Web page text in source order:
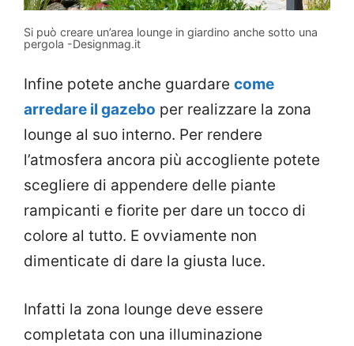
Si può creare un’area lounge in giardino anche sotto una
pergola -Designmag.it
Infine potete anche guardare come
arredare il gazebo per realizzare la zona
lounge al suo interno. Per rendere
l’atmosfera ancora più accogliente potete
scegliere di appendere delle piante
rampicanti e fiorite per dare un tocco di
colore al tutto. E ovviamente non
dimenticate di dare la giusta luce.
Infatti la zona lounge deve essere
completata con una illuminazione